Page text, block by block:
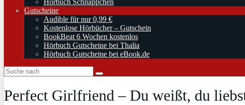
Hörbuch Schnäppchen
Gutscheine
Audible für nur 0,99 €
Kostenlose Hörbücher – Gutschein
BookBeat 6 Wochen kostenlos
Hörbuch Gutscheine bei Thalia
Hörbuch Gutscheine bei eBook.de
Perfect Girlfriend – Du weißt, du